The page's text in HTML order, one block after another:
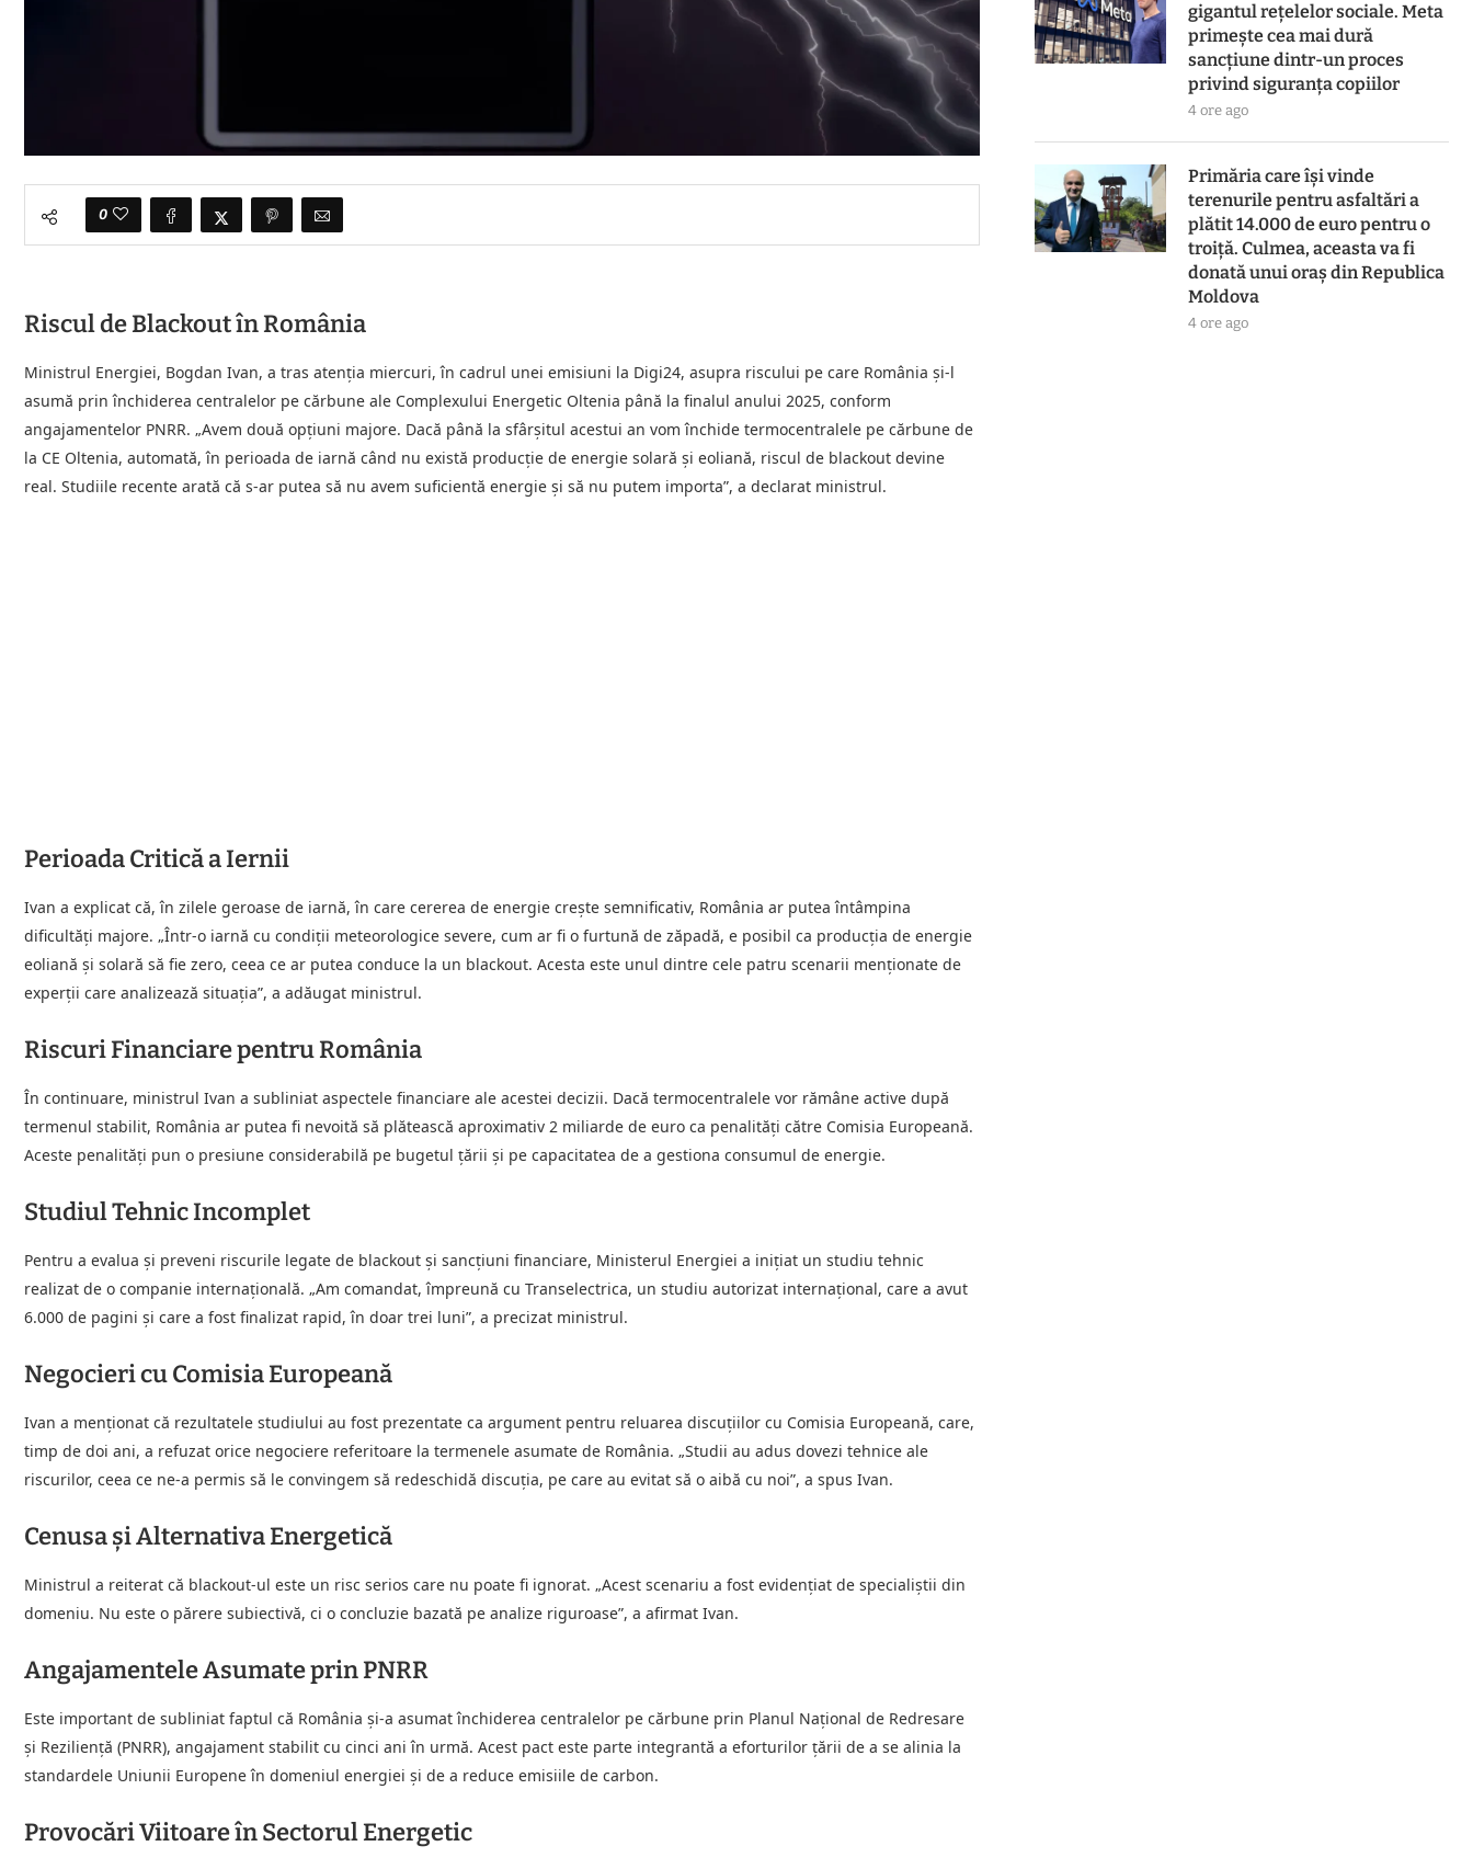
0
Riscul de Blackout în România
Ministrul Energiei, Bogdan Ivan, a tras atenția miercuri, în cadrul unei emisiuni la Digi24, asupra riscului pe care România și-l
asumă prin închiderea centralelor pe cărbune ale Complexului Energetic Oltenia până la finalul anului 2025, conform
angajamentelor PNRR. „Avem două opțiuni majore. Dacă până la sfârșitul acestui an vom închide termocentralele pe cărbune de
la CE Oltenia, automată, în perioada de iarnă când nu există producție de energie solară și eoliană, riscul de blackout devine
real. Studiile recente arată că s-ar putea să nu avem suficientă energie și să nu putem importa”, a declarat ministrul.
Perioada Critică a Iernii
Ivan a explicat că, în zilele geroase de iarnă, în care cererea de energie crește semnificativ, România ar putea întâmpina
dificultăți majore. „Într-o iarnă cu condiții meteorologice severe, cum ar fi o furtună de zăpadă, e posibil ca producția de energie
eoliană și solară să fie zero, ceea ce ar putea conduce la un blackout. Acesta este unul dintre cele patru scenarii menționate de
experții care analizează situația”, a adăugat ministrul.
Riscuri Financiare pentru România
În continuare, ministrul Ivan a subliniat aspectele financiare ale acestei decizii. Dacă termocentralele vor rămâne active după
termenul stabilit, România ar putea fi nevoită să plătească aproximativ 2 miliarde de euro ca penalități către Comisia Europeană.
Aceste penalități pun o presiune considerabilă pe bugetul țării și pe capacitatea de a gestiona consumul de energie.
Studiul Tehnic Incomplet
Pentru a evalua și preveni riscurile legate de blackout și sancțiuni financiare, Ministerul Energiei a inițiat un studiu tehnic
realizat de o companie internațională. „Am comandat, împreună cu Transelectrica, un studiu autorizat internațional, care a avut
6.000 de pagini și care a fost finalizat rapid, în doar trei luni”, a precizat ministrul.
Negocieri cu Comisia Europeană
Ivan a menționat că rezultatele studiului au fost prezentate ca argument pentru reluarea discuțiilor cu Comisia Europeană, care,
timp de doi ani, a refuzat orice negociere referitoare la termenele asumate de România. „Studii au adus dovezi tehnice ale
riscurilor, ceea ce ne-a permis să le convingem să redeschidă discuția, pe care au evitat să o aibă cu noi”, a spus Ivan.
Cenusa și Alternativa Energetică
Ministrul a reiterat că blackout-ul este un risc serios care nu poate fi ignorat. „Acest scenariu a fost evidențiat de specialiștii din
domeniu. Nu este o părere subiectivă, ci o concluzie bazată pe analize riguroase”, a afirmat Ivan.
Angajamentele Asumate prin PNRR
Este important de subliniat faptul că România și-a asumat închiderea centralelor pe cărbune prin Planul Național de Redresare
și Reziliență (PNRR), angajament stabilit cu cinci ani în urmă. Acest pact este parte integrantă a eforturilor țării de a se alinia la
standardele Uniunii Europene în domeniul energiei și de a reduce emisiile de carbon.
Provocări Viitoare în Sectorul Energetic
gigantul rețelelor sociale. Meta
primește cea mai dură
sancțiune dintr-un proces
privind siguranța copiilor
4 ore ago
Primăria care își vinde
terenurile pentru asfaltări a
plătit 14.000 de euro pentru o
troiță. Culmea, aceasta va fi
donată unui oraș din Republica
Moldova
4 ore ago